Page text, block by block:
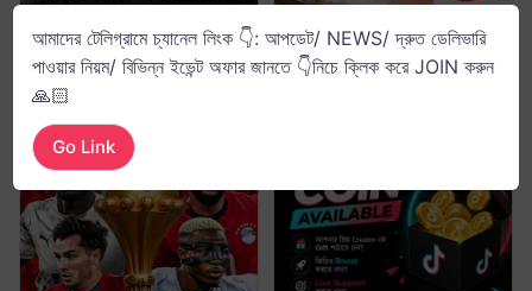
আমাদের টেলিগ্রামে চ্যানেল লিংক 👇: আপডেট/ NEWS/ দ্রুত ডেলিভারি
পাওয়ার নিয়ম/ বিভিন্ন ইভেন্ট অফার জানতে 👇নিচে ক্লিক করে JOIN করুন
🙏🏻
Go Link
Call Of Duty Free Fire (In-Game)